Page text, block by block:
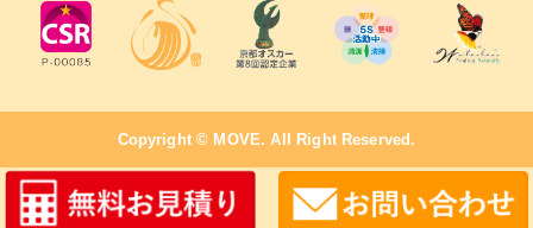
Copyright © MOVE. All Right Reserved.